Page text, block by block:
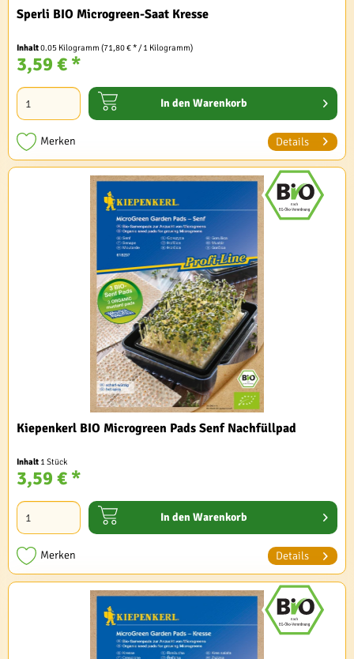
Sperli BIO Microgreen-Saat Kresse
Inhalt0.05 Kilogramm(71,80 € * / 1 Kilogramm)
3,59 € *
In den Warenkorb
Merken Details
Kiepenkerl BIO Microgreen Pads Senf Nachfüllpad
Inhalt 1 Stück
3,59 € *
In den Warenkorb
Merken Details